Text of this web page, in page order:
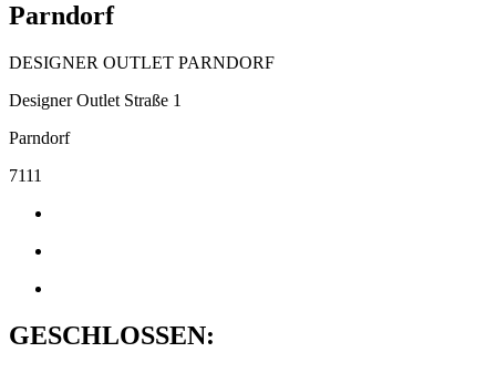
Parndorf
DESIGNER OUTLET PARNDORF
Designer Outlet Straße 1
Parndorf
7111
GESCHLOSSEN: